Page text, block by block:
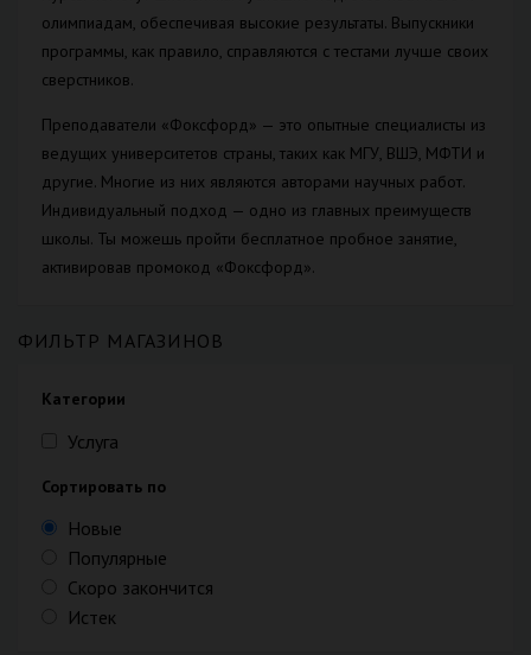
олимпиадам, обеспечивая высокие результаты. Выпускники
программы, как правило, справляются с тестами лучше своих
сверстников.
Преподаватели «Фоксфорд» — это опытные специалисты из
ведущих университетов страны, таких как МГУ, ВШЭ, МФТИ и
другие. Многие из них являются авторами научных работ.
Индивидуальный подход — одно из главных преимуществ
школы. Ты можешь пройти бесплатное пробное занятие,
активировав промокод «Фоксфорд».
ФИЛЬТР МАГАЗИНОВ
Категории
Услуга
Сортировать по
Новые
Популярные
Скоро закончится
Истек